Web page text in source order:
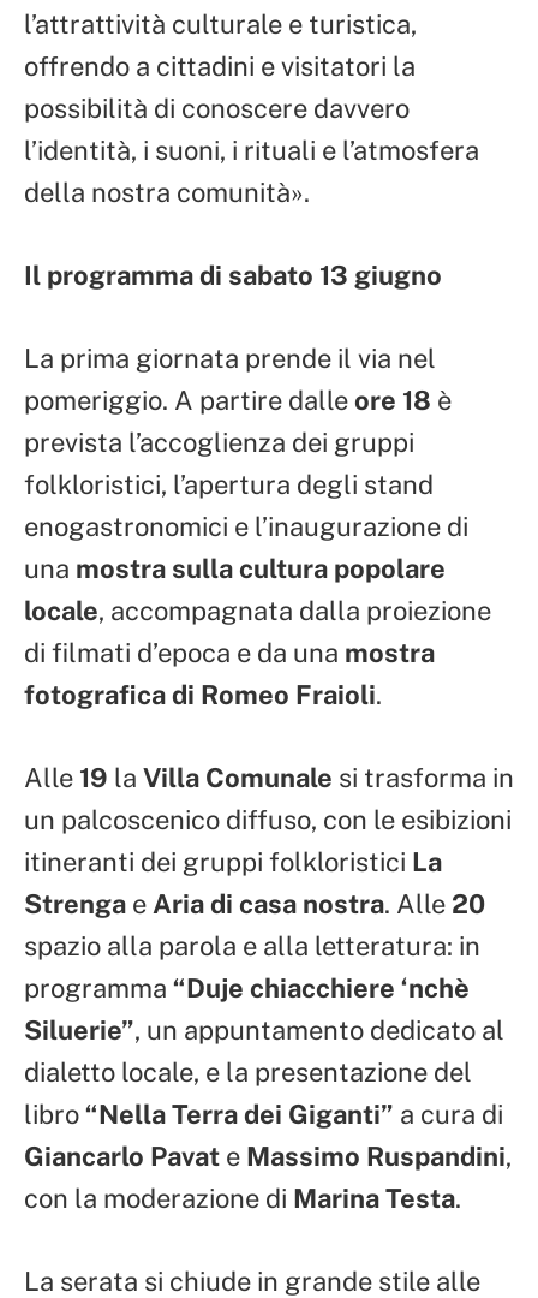
l’attrattività culturale e turistica,
offrendo a cittadini e visitatori la
possibilità di conoscere davvero
l’identità, i suoni, i rituali e l’atmosfera
della nostra comunità».
Il programma di sabato 13 giugno
La prima giornata prende il via nel
pomeriggio. A partire dalleore 18 è
prevista l’accoglienza dei gruppi
folkloristici, l’apertura degli stand
enogastronomici e l’inaugurazione di
una mostra sulla cultura popolare
locale, accompagnata dalla proiezione
di filmati d’epoca e da una mostra
fotografica di Romeo Fraioli.
Alle 19 la Villa Comunale si trasforma in
un palcoscenico diffuso, con le esibizioni
itineranti dei gruppi folkloristici La
Strenga e Aria di casa nostra. Alle 20
spazio alla parola e alla letteratura: in
programma “Duje chiacchiere ‘nchè
Siluerie”, un appuntamento dedicato al
dialetto locale, e la presentazione del
libro“Nella Terra dei Giganti” a cura di
Giancarlo Pavat e Massimo Ruspandini,
con la moderazione di Marina Testa.
La serata si chiude in grande stile alle